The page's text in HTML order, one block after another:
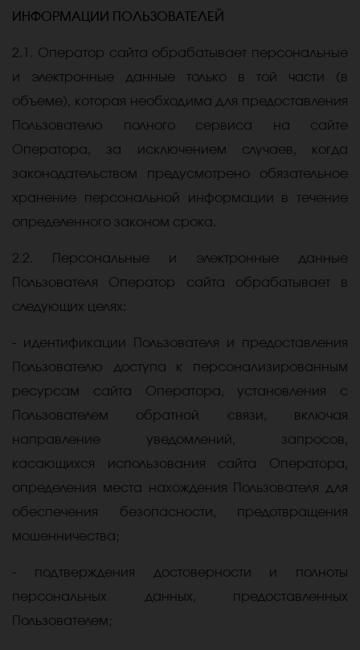
ИНФОРМАЦИИ ПОЛЬЗОВАТЕЛЕЙ
2.1. Оператор сайта обрабатывает персональные
и электронные данные только в той части (в
объеме), которая необходима для предоставления
Пользователю полного сервиса на сайте
Оператора, за исключением случаев, когда
законодательством предусмотрено обязательное
хранение персональной информации в течение
определенного законом срока.
2.2. Персональные и электронные данные
Пользователя Оператор сайта обрабатывает в
следующих целях:
- идентификации Пользователя и предоставления
Пользователю доступа к персонализированным
ресурсам сайта Оператора, установления с
Пользователем обратной связи, включая
направление уведомлений, запросов,
касающихся использования сайта Оператора,
определения места нахождения Пользователя для
обеспечения безопасности, предотвращения
мошенничества;
- подтверждения достоверности и полноты
персональных данных, предоставленных
Пользователем;